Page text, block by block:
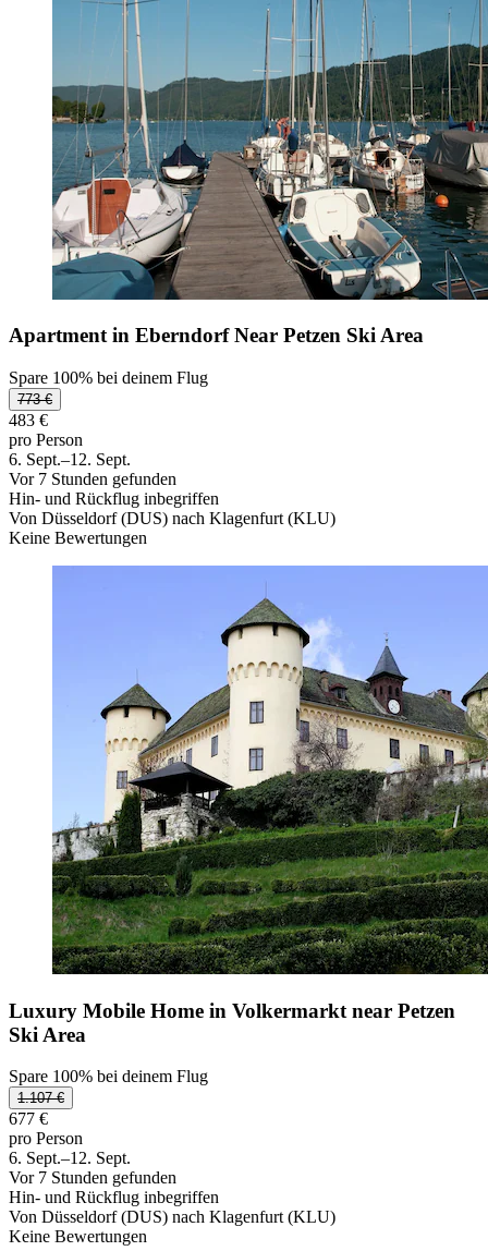
Apartment in Eberndorf Near Petzen Ski Area
Spare 100% bei deinem Flug
773 €
483 €
pro Person
6. Sept.–12. Sept.
Vor 7 Stunden gefunden
Hin- und Rückflug inbegriffen
Von Düsseldorf (DUS) nach Klagenfurt (KLU)
Keine Bewertungen
Luxury Mobile Home in Volkermarkt near Petzen
Ski Area
Spare 100% bei deinem Flug
1.107 €
677 €
pro Person
6. Sept.–12. Sept.
Vor 7 Stunden gefunden
Hin- und Rückflug inbegriffen
Von Düsseldorf (DUS) nach Klagenfurt (KLU)
Keine Bewertungen